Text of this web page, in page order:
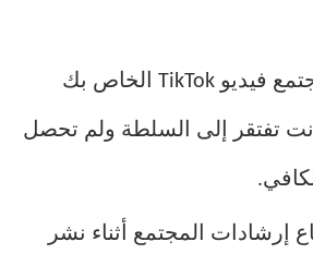
لا يستقبل المجتمع فيديو TikTok الخاص بك
تفتقر إلى السلطة ولم تحصل
إرشادات المجتمع أثناء نشر